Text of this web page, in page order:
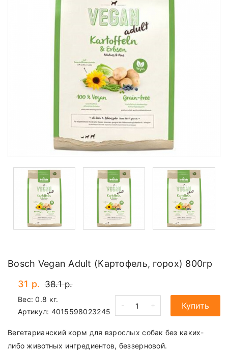
Bosch Vegan Adult (Картофель, горох) 800гр
31 р. 38.1 р.
Вес: 0.8 кг.
Артикул: 4015598023245
- + Купить
Вегетарианский корм для взрослых собак без каких-
либо животных ингредиентов, беззерновой.